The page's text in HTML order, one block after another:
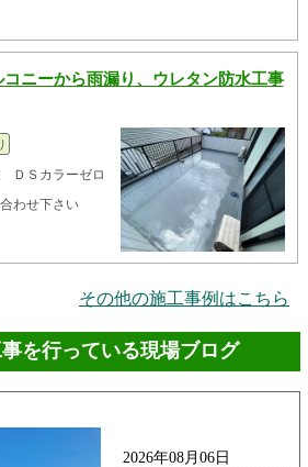
ニーから雨漏り、ウレタン防水工事
ＤＳカラーゼロ
わせ下さい
その他の施工事例はこちら
を行っている現場ブログ
2026年08月06日